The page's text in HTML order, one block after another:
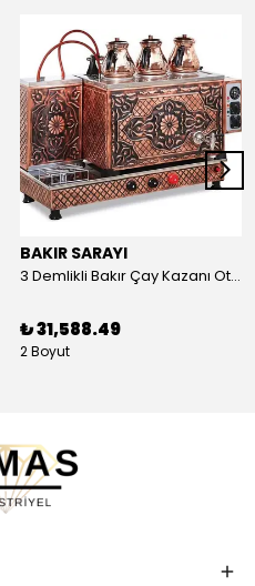
BAKIR SARAYI
3 Demlikli Bakır Çay Kazanı Otomatik, 30 Litre
₺ 31,588.49
2 Boyut